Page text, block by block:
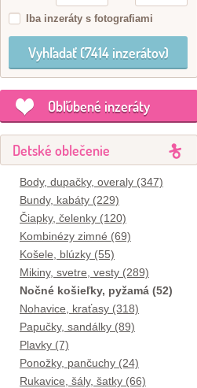
Iba inzeráty s fotografiami
Obľúbené inzeráty
Detské oblečenie
Body, dupačky, overaly (347)
Bundy, kabáty (229)
Čiapky, čelenky (120)
Kombinézy zimné (69)
Košele, blúzky (55)
Mikiny, svetre, vesty (289)
Nočné košieľky, pyžamá (52)
Nohavice, kraťasy (318)
Papučky, sandálky (89)
Plavky (7)
Ponožky, pančuchy (24)
Rukavice, šály, šatky (66)